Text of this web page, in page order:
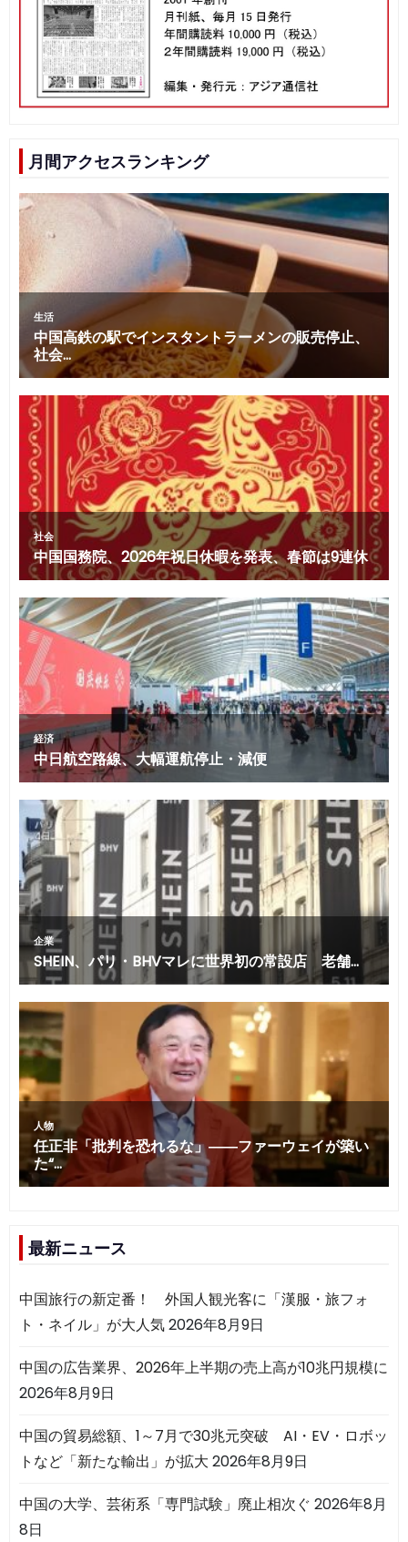
月間アクセスランキング
最新ニュース
中国旅行の新定番！ 外国人観光客に「漢服・旅フォ
ト・ネイル」が大人気2026年8月9日
中国の広告業界、2026年上半期の売上高が10兆円規模に
2026年8月9日
中国の貿易総額、1～7月で30兆元突破 AI・EV・ロボッ
トなど「新たな輸出」が拡大 2026年8月9日
中国の大学、芸術系「専門試験」廃止相次ぐ 2026年8月
8日